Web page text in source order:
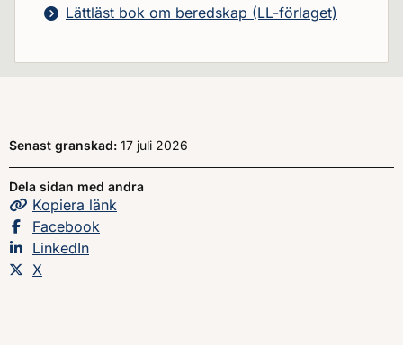
Lättläst bok om beredskap (LL-förlaget)
Senast granskad: 17 juli 2026
Dela sidan med andra
Kopiera sidans
länk
Dela sidan på
Facebook
Dela sidan på
LinkedIn
Dela sidan på
X